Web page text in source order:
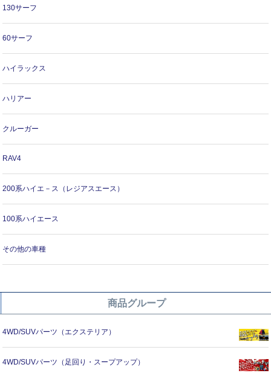
130サーフ
60サーフ
ハイラックス
ハリアー
クルーガー
RAV4
200系ハイエ－ス（レジアスエース）
100系ハイエース
その他の車種
商品グループ
4WD/SUVパーツ（エクステリア）
4WD/SUVパーツ（足回り・スープアップ）